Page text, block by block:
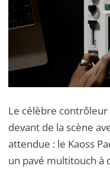
Le célèbre
devant de la scène
attendue : le Kaoss
un pavé multitouch à